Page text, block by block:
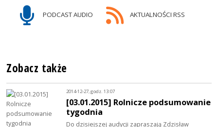
PODCAST AUDIO AKTUALNOŚCI RSS
Zobacz także
2014-12-27, godz. 13:07
[03.01.2015] Rolnicze podsumowanie
tygodnia
Do dzisiejszej audycji zapraszają Zdzisław